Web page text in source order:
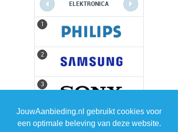
JouwAanbieding.nl gebruikt cookies voor
een optimale beleving van deze website.
ELEKTRONICA
1
2
3
4 4